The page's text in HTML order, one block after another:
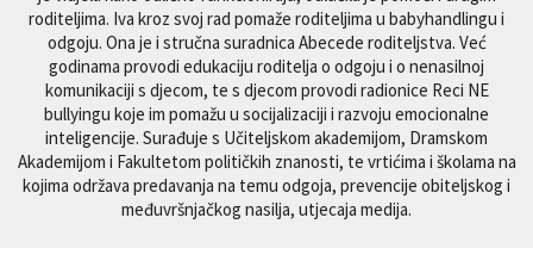
roditeljima. Iva kroz svoj rad pomaže roditeljima u babyhandlingu i
odgoju. Ona je i stručna suradnica Abecede roditeljstva. Već
godinama provodi edukaciju roditelja o odgoju i o nenasilnoj
komunikaciji s djecom, te s djecom provodi radionice Reci NE
bullyingu koje im pomažu u socijalizaciji i razvoju emocionalne
inteligencije. Surađuje s Učiteljskom akademijom, Dramskom
Akademijom i Fakultetom političkih znanosti, te vrtićima i školama na
kojima održava predavanja na temu odgoja, prevencije obiteljskog i
međuvršnjačkog nasilja, utjecaja medija.